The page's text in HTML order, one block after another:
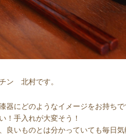
ン 北村です。
器にどのようなイメージをお持ちで
！手入れが大変そう！
良いものとは分かっていても毎日